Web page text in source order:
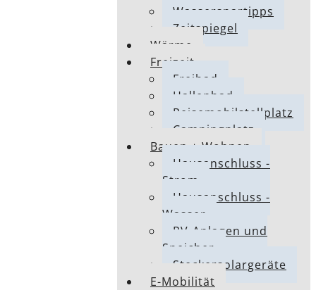
Wasserspartipps
Zeitspiegel
Wärme
Freizeit
Freibad
Hallenbad
Reisemobilstellplatz
Campingplatz
Bauen + Wohnen
Hausanschluss -
Strom
Hausanschluss -
Wasser
PV-Anlagen und
Speicher
Steckersolargeräte
E-Mobilität